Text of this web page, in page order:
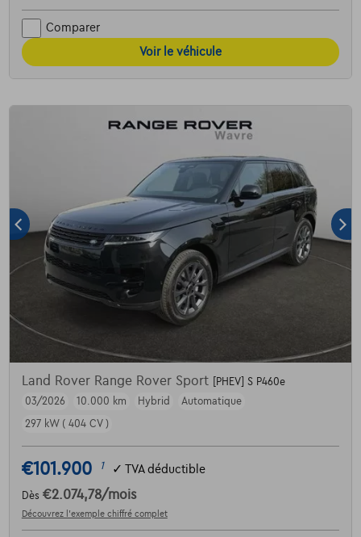
Comparer
Voir le véhicule
Land Rover Range Rover Sport
[PHEV] S P460e
03/2026
10.000 km Hybrid
Automatique
297 kW ( 404 CV )
€101.900 1 ✓ TVA déductible
Dès €2.074,78/mois
Découvrez l’exemple chiffré complet